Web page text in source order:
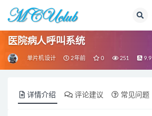
医院病人呼叫系统
单片机设计 2年前 0 251 9.9
详情介绍 评论建议 常见问题